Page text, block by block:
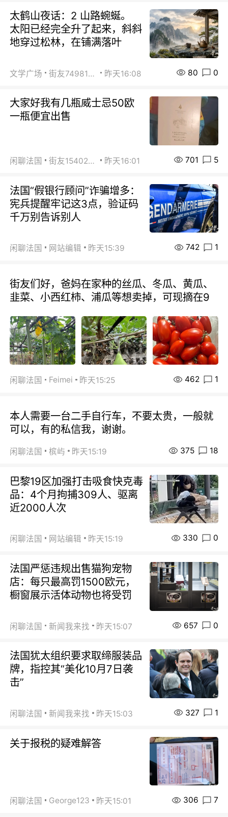
太鹤山夜话：2 山路蜿蜒。
太阳已经完全升了起来，斜斜
地穿过松林，在铺满落叶
文学广场 街友74981146 昨天16:08 80 0
大家好我有几瓶威士忌50欧
一瓶便宜出售
闲聊法国 街友15402223 昨天16:01 701 5
法国“假银行顾问”诈骗增多：
宪兵提醒牢记这3点，验证码
千万别告诉别人
闲聊法国 网站编辑 昨天15:39 742 1
街友们好，爸妈在家种的丝瓜、冬瓜、黄瓜、
韭菜、小西红柿、浦瓜等想卖掉，可现摘在9
闲聊法国 Feimei 昨天15:25 462 1
本人需要一台二手自行车，不要太贵，一般就
可以，有的私信我，谢谢。
闲聊法国 槟屿 昨天15:19 375 18
巴黎19区加强打击吸食快克毒
品：4个月拘捕309人、驱离
近2000人次
闲聊法国 网站编辑 昨天15:19 330 0
法国严惩违规出售猫狗宠物
店：每只最高罚1500欧元，
橱窗展示活体动物也将受罚
闲聊法国 新闻我来找 昨天15:07 657 0
法国犹太组织要求取缔服装品
牌，指控其“美化10月7日袭
击”
闲聊法国 新闻我来找 昨天15:03 327 1
关于报税的疑难解答
闲聊法国 George123 昨天15:01 306 7